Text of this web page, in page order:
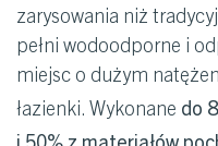
zarysowania niż
pełni wodoodporne i
miejsc o dużym
łazienki. Wykonane do
i 50% z materiałów